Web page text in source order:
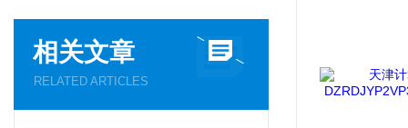
相关文章
RELATED ARTICLES